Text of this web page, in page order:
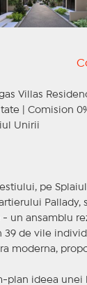
Villas
| Comision
Unirii
pe
Pallady,
- un ansamblu
39 de vile
moderna,
plan ideea unei